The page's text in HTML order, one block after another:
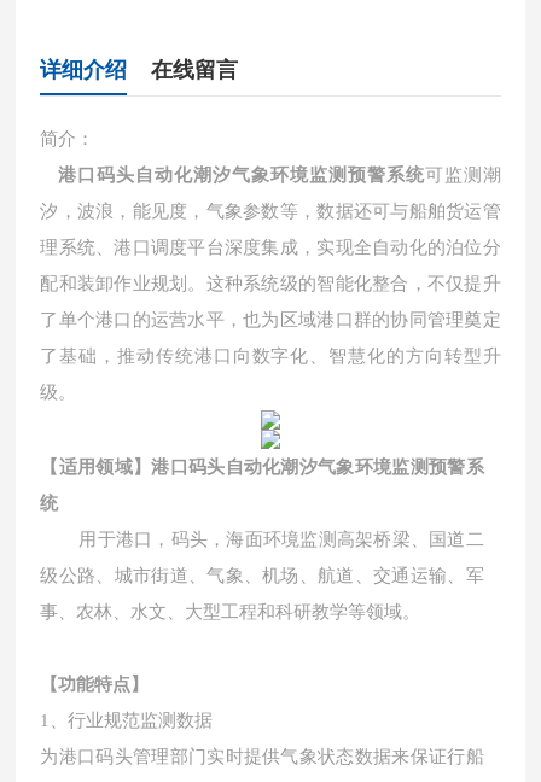
详细介绍 在线留言
简介：
港口码头自动化潮汐气象环境监测预警系统可监测潮
汐，波浪，能见度，气象参数等，数据还可与船舶货运管
理系统、港口调度平台深度集成，实现全自动化的泊位分
配和装卸作业规划。这种系统级的智能化整合，不仅提升
了单个港口的运营水平，也为区域港口群的协同管理奠定
了基础，推动传统港口向数字化、智慧化的方向转型升
级。
【适用领域】港口码头自动化潮汐气象环境监测预警系
统
用于港口，码头，海面环境监测高架桥梁、国道二
级公路、城市街道、气象、机场、航道、交通运输、军
事、农林、水文、大型工程和科研教学等领域。
【功能特点】
1、行业规范监测数据
为港口码头管理部门实时提供气象状态数据来保证行船